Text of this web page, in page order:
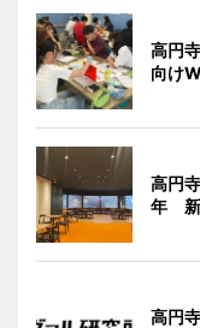
高円
向け
高円
年 新
高円